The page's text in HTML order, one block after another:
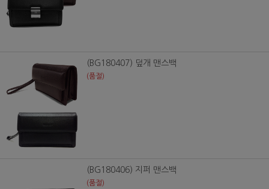
(BG180407) 덮개 맨스백
(품절)
(BG180406) 지퍼 맨스백
(품절)